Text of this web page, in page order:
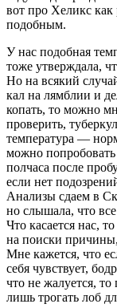
вот про Хеликс
подобным.
У нас подобная
тоже утверждала,
Но на всякий
кал на лямблии и
копать, то можно
проверить,
температура —
можно попробовать
полчаса после
если нет
Анализы сдаем в
но слышала, что
Что касается нас,
на поиски
Мне кажется, что
себя чувствует,
что не жалуется,
лишь трогать лоб